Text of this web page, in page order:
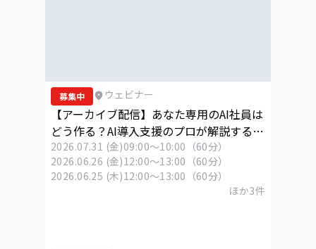
募集中 ウェビナー
【アーカイブ配信】あなた専用のAI社員は
どう作る？AI導入支援のプロが解説する
「Skills」活用ウェビナー
2026.07.31 (金)09:00～10:00（60分）
2026.06.26 (金)12:00～13:00（60分）
2026.06.25 (木)12:00～13:00（60分）
ほか3件